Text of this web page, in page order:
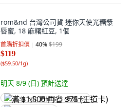
rom&nd 台灣公司貨 迷你天使光糖漿
唇蜜, 18 麻糬紅豆, 1個
首購折扣價 40%$199
$119
($59.50/1g)
明天 8/9 (日) 預計送達
满 $1,500 再省 $75 (王道卡)